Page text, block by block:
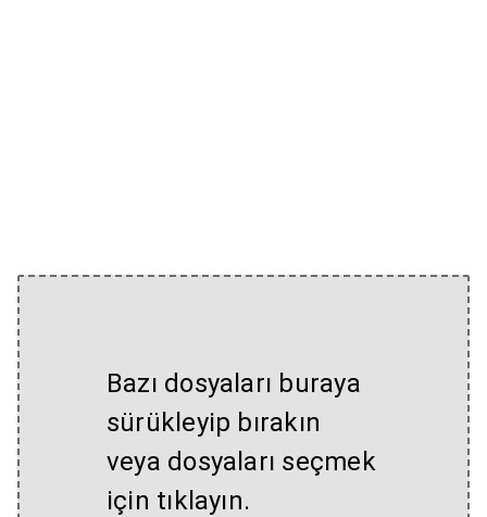
Bazı dosyaları buraya
sürükleyip bırakın
veya dosyaları seçmek
için tıklayın.